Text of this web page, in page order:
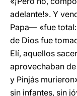
adelante!». Y
Papa— «fue
de Dios fue
Elí, aquellos
aprovechaban
y Pinjás
sin infantes, sin